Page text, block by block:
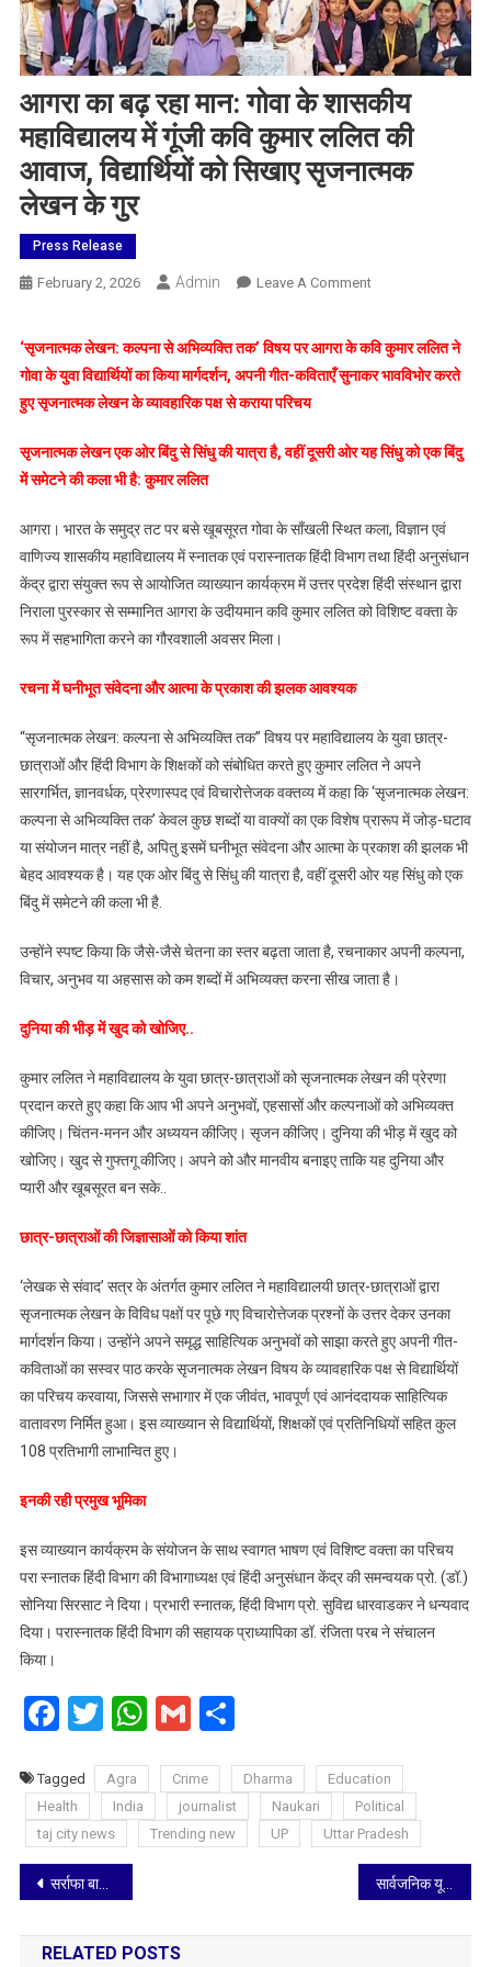
आगरा का बढ़ रहा मान: गोवा के शासकीय
महाविद्यालय में गूंजी कवि कुमार ललित की
आवाज, विद्यार्थियों को सिखाए सृजनात्मक
लेखन के गुर
Press Release
February 2, 2026 Admin Leave A CommentOn
बढ़
रहा
के
में
गूंजी
कवि
कुमार
को
सिखाए
सृजनात्मक
‘सृजनात्मक लेखन: कल्पना से अभिव्यक्ति तक’ विषय पर आगरा के कवि कुमार ललित ने
गोवा के युवा विद्यार्थियों का किया मार्गदर्शन, अपनी गीत-कविताएँ सुनाकर भावविभोर करते
हुए सृजनात्मक लेखन के व्यावहारिक पक्ष से कराया परिचय
सृजनात्मक लेखन एक ओर बिंदु से सिंधु की यात्रा है, वहीं दूसरी ओर यह सिंधु को एक बिंदु
में समेटने की कला भी है: कुमार ललित
आगरा। भारत के समुद्र तट पर बसे खूबसूरत गोवा के साँखली स्थित कला, विज्ञान एवं
वाणिज्य शासकीय महाविद्यालय में स्नातक एवं परास्नातक हिंदी विभाग तथा हिंदी अनुसंधान
केंद्र द्वारा संयुक्त रूप से आयोजित व्याख्यान कार्यक्रम में उत्तर प्रदेश हिंदी संस्थान द्वारा
निराला पुरस्कार से सम्मानित आगरा के उदीयमान कवि कुमार ललित को विशिष्ट वक्ता के
रूप में सहभागिता करने का गौरवशाली अवसर मिला।
रचना में घनीभूत संवेदना और आत्मा के प्रकाश की झलक आवश्यक
“सृजनात्मक लेखन: कल्पना से अभिव्यक्ति तक” विषय पर महाविद्यालय के युवा छात्र-
छात्राओं और हिंदी विभाग के शिक्षकों को संबोधित करते हुए कुमार ललित ने अपने
सारगर्भित, ज्ञानवर्धक, प्रेरणास्पद एवं विचारोत्तेजक वक्तव्य में कहा कि ‘सृजनात्मक लेखन:
कल्पना से अभिव्यक्ति तक’ केवल कुछ शब्दों या वाक्यों का एक विशेष प्रारूप में जोड़-घटाव
या संयोजन मात्र नहीं है, अपितु इसमें घनीभूत संवेदना और आत्मा के प्रकाश की झलक भी
बेहद आवश्यक है। यह एक ओर बिंदु से सिंधु की यात्रा है, वहीं दूसरी ओर यह सिंधु को एक
बिंदु में समेटने की कला भी है.
उन्होंने स्पष्ट किया कि जैसे-जैसे चेतना का स्तर बढ़ता जाता है, रचनाकार अपनी कल्पना,
विचार, अनुभव या अहसास को कम शब्दों में अभिव्यक्त करना सीख जाता है।
दुनिया की भीड़ में खुद को खोजिए..
कुमार ललित ने महाविद्यालय के युवा छात्र-छात्राओं को सृजनात्मक लेखन की प्रेरणा
प्रदान करते हुए कहा कि आप भी अपने अनुभवों, एहसासों और कल्पनाओं को अभिव्यक्त
कीजिए। चिंतन-मनन और अध्ययन कीजिए। सृजन कीजिए। दुनिया की भीड़ में खुद को
खोजिए। खुद से गुफ्तगू कीजिए। अपने को और मानवीय बनाइए ताकि यह दुनिया और
प्यारी और खूबसूरत बन सके..
छात्र-छात्राओं की जिज्ञासाओं को किया शांत
‘लेखक से संवाद’ सत्र के अंतर्गत कुमार ललित ने महाविद्यालयी छात्र-छात्राओं द्वारा
सृजनात्मक लेखन के विविध पक्षों पर पूछे गए विचारोत्तेजक प्रश्नों के उत्तर देकर उनका
मार्गदर्शन किया। उन्होंने अपने समृद्ध साहित्यिक अनुभवों को साझा करते हुए अपनी गीत-
कविताओं का सस्वर पाठ करके सृजनात्मक लेखन विषय के व्यावहारिक पक्ष से विद्यार्थियों
का परिचय करवाया, जिससे सभागार में एक जीवंत, भावपूर्ण एवं आनंददायक साहित्यिक
वातावरण निर्मित हुआ। इस व्याख्यान से विद्यार्थियों, शिक्षकों एवं प्रतिनिधियों सहित कुल
108 प्रतिभागी लाभान्वित हुए।
इनकी रही प्रमुख भूमिका
इस व्याख्यान कार्यक्रम के संयोजन के साथ स्वागत भाषण एवं विशिष्ट वक्ता का परिचय
परा स्नातक हिंदी विभाग की विभागाध्यक्ष एवं हिंदी अनुसंधान केंद्र की समन्वयक प्रो. (डॉ.)
सोनिया सिरसाट ने दिया। प्रभारी स्नातक, हिंदी विभाग प्रो. सुविद्य धारवाडकर ने धन्यवाद
दिया। परास्नातक हिंदी विभाग की सहायक प्राध्यापिका डॉ. रंजिता परब ने संचालन
किया।
Facebook
Twitter
WhatsApp
GmailShare
Tagged Agra Crime Dharma
Education
Health
India journalist Naukari
Political
taj city news
Trending new UP Uttar Pradesh
Post
navigation
सर्राफा बाजार में ‘ब्लैक मंडे’: सोना ₹3400 और चांदी ₹16,000 तक टूटी, 10 साल की सबसे बड़ी गिरावट
RELATED POSTS